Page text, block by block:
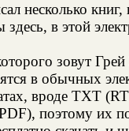
несколько
в этой
зовут Грeй
в обычных
вроде TXT
поэтому их